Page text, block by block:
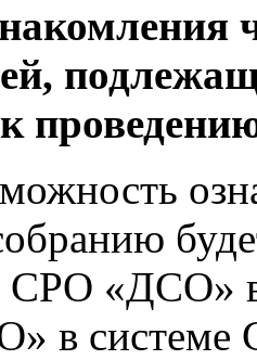
к
«ДСО» в
в системе